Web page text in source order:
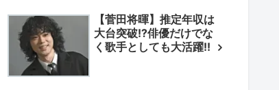
【菅田将暉】推定年収は
大台突破!?俳優だけでな
く歌手としても大活躍!!